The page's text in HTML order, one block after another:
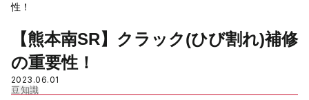
初めての方へ
性！
【熊本南SR】クラック(ひび割れ)補修
の重要性！
2023.06.01
豆知識